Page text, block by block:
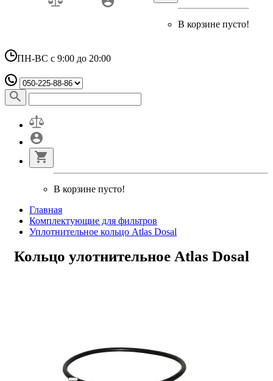
В корзине пусто!
ПН-ВС с 9:00 до 20:00
В корзине пусто!
Главная
Комплектующие для фильтров
Уплотнительное кольцо Atlas Dosal
Кольцо улотнительное Atlas Dosal